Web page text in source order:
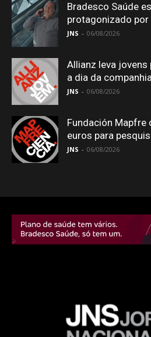
Bradesco Saúde
protagonizado por
JNS - 06/08/2026
Allianz leva jovens
a dia da
JNS - 06/08/2026
Fundación Mapfre
euros para
JNS - 06/08/2026